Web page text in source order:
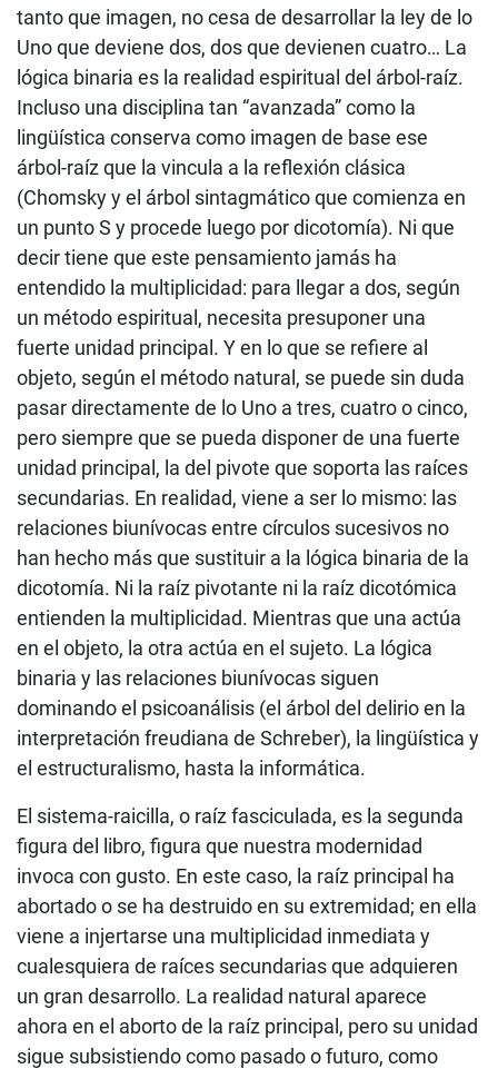
tanto que imagen, no cesa de desarrollar la ley de lo
Uno que deviene dos, dos que devienen cuatro… La
lógica binaria es la realidad espiritual del árbol-raíz.
Incluso una disciplina tan “avanzada” como la
lingüística conserva como imagen de base ese
árbol-raíz que la vincula a la reflexión clásica
(Chomsky y el árbol sintagmático que comienza en
un punto S y procede luego por dicotomía). Ni que
decir tiene que este pensamiento jamás ha
entendido la multiplicidad: para llegar a dos, según
un método espiritual, necesita presuponer una
fuerte unidad principal. Y en lo que se refiere al
objeto, según el método natural, se puede sin duda
pasar directamente de lo Uno a tres, cuatro o cinco,
pero siempre que se pueda disponer de una fuerte
unidad principal, la del pivote que soporta las raíces
secundarias. En realidad, viene a ser lo mismo: las
relaciones biunívocas entre círculos sucesivos no
han hecho más que sustituir a la lógica binaria de la
dicotomía. Ni la raíz pivotante ni la raíz dicotómica
entienden la multiplicidad. Mientras que una actúa
en el objeto, la otra actúa en el sujeto. La lógica
binaria y las relaciones biunívocas siguen
dominando el psicoanálisis (el árbol del delirio en la
interpretación freudiana de Schreber), la lingüística y
el estructuralismo, hasta la informática.
El sistema-raicilla, o raíz fasciculada, es la segunda
figura del libro, figura que nuestra modernidad
invoca con gusto. En este caso, la raíz principal ha
abortado o se ha destruido en su extremidad; en ella
viene a injertarse una multiplicidad inmediata y
cualesquiera de raíces secundarias que adquieren
un gran desarrollo. La realidad natural aparece
ahora en el aborto de la raíz principal, pero su unidad
sigue subsistiendo como pasado o futuro, como